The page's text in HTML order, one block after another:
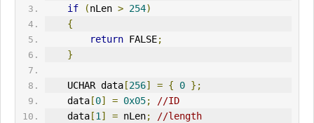
if
(nLen > 254)
{
return FALSE;
}
    UCHAR data
[256] = { 0 };
    data
[0] = 0x05;
//ID
    data
[1 ] = nLen;
//length